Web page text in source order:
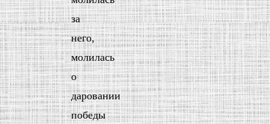
за
него,
молилась
о
даровании
победы